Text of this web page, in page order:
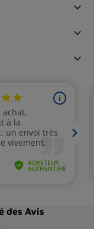



des Avis